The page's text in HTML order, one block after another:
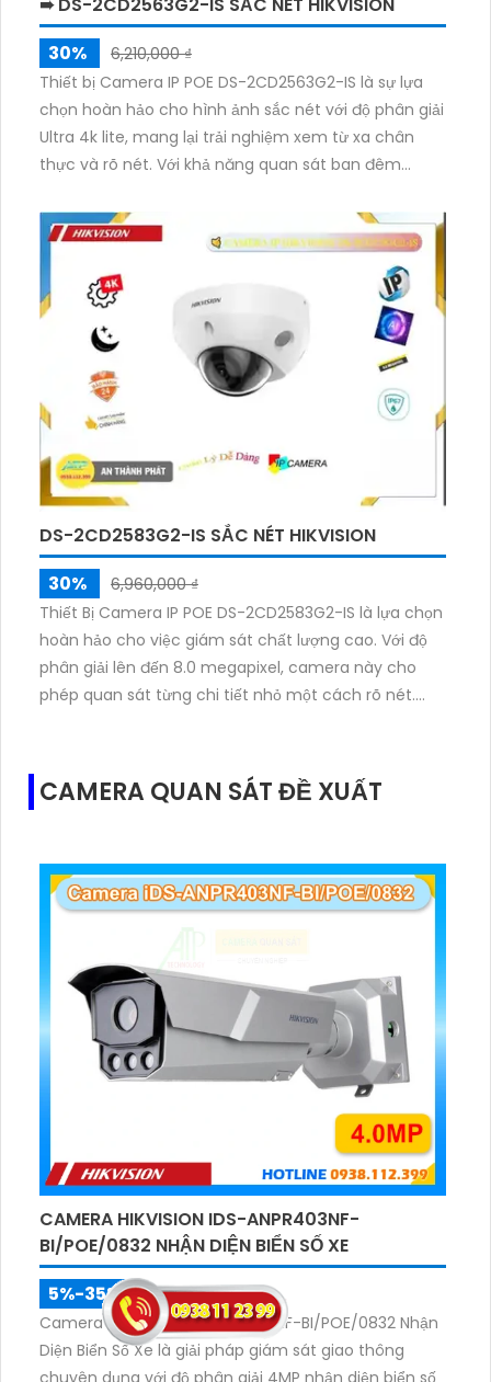
➠ DS-2CD2563G2-IS SẮC NÉT HIKVISION
30%
6,210,000 ₫
Thiết bị Camera IP POE DS-2CD2563G2-IS là sự lựa
chọn hoàn hảo cho hình ảnh sắc nét với độ phân giải
Ultra 4k lite, mang lại trải nghiệm xem từ xa chân
thực và rõ nét. Với khả năng quan sát ban đêm
Camera này đảm bảo chất lượng hình ảnh không bị
giảm và hỗ trợ Smart IR Camera để điều chỉnh ánh
sáng thông minh. Được thiết kế dạng Dome Kim loại,
chống nước, chống bụi, phù hợp lắp đặt ở căn hộ,
nhà phố.
DS-2CD2583G2-IS SẮC NÉT HIKVISION
30%
6,960,000 ₫
Thiết Bị Camera IP POE DS-2CD2583G2-IS là lựa chọn
hoàn hảo cho việc giám sát chất lượng cao. Với độ
phân giải lên đến 8.0 megapixel, camera này cho
phép quan sát từng chi tiết nhỏ một cách rõ nét.
được trang bị công nghệ IP POE giúp truyền tải dữ
liệu một cách ổn định và không bị giảm chất lượng.
sáng tự động, đảm bảo hình ảnh luôn rõ ràng. Thiết
kế dome kim loại chống nước và chống bụi bẩn,
camera DS-2CD2583G2-IS phù hợp cho việc lắp đặt
thời tiết xấu.
CAMERA QUAN SÁT ĐỀ XUẤT
CAMERA HIKVISION IDS-ANPR403NF-
BI/POE/0832 NHẬN DIỆN BIỂN SỐ XE
5%-35%
Camera HikVision iDS-ANPR403NF-BI/POE/0832 Nhận
Diện Biển Số Xe là giải pháp giám sát giao thông